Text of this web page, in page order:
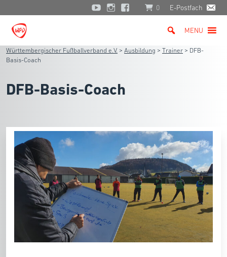
0 E-Postfach
MENU
Württembergischer Fußballverband e.V. > Ausbildung > Trainer > DFB-
Basis-Coach
DFB-Basis-Coach